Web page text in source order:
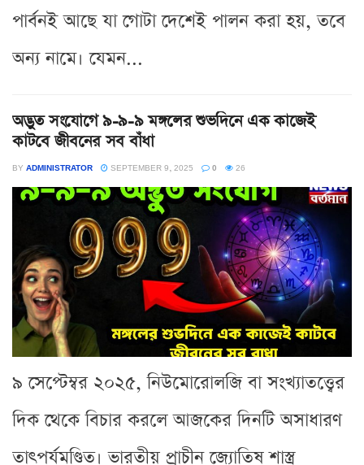
পার্বনই আছে যা গোটা দেশেই পালন করা হয়, তবে
অন্য নামে। যেমন...
অদ্ভুত সংযোগে ৯-৯-৯ মঙ্গলের শুভদিনে এক কাজেই
কাটবে জীবনের সব বাঁধা
BY ADMINISTRATOR SEPTEMBER 9, 2025 0 26
৯ সেপ্টেম্বর ২০২৫, নিউমোরোলজি বা সংখ্যাতত্ত্বের
দিক থেকে বিচার করলে আজকের দিনটি অসাধারণ
তাৎপর্যমণ্ডিত। ভারতীয় প্রাচীন জ্যোতিষ শাস্ত্র